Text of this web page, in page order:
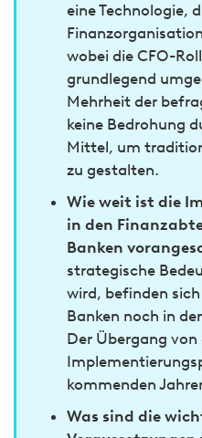
eine Technologie,
wobei die CFO-
grundlegend
Mehrheit der
keine Bedrohung
Mittel, um
zu gestalten.
Wie weit ist die
in den
Banken
strategische
wird, befinden
Banken noch in
Der Übergang
kommenden
Was sind die